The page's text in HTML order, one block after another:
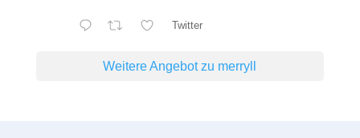
Twitter
Weitere Angebot zu merryll